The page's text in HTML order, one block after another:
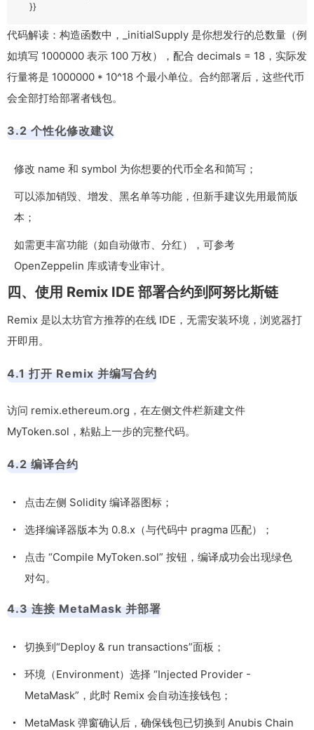
}}
代码解读：构造函数中，_initialSupply 是你想发行的总数量（例
如填写 1000000 表示 100 万枚），配合 decimals = 18，实际发
行量将是 1000000 * 10^18 个最小单位。合约部署后，这些代币
会全部打给部署者钱包。
3.2 个性化修改建议
修改 name 和 symbol 为你想要的代币全名和简写；
可以添加销毁、增发、黑名单等功能，但新手建议先用最简版
本；
如需更丰富功能（如自动做市、分红），可参考
OpenZeppelin 库或请专业审计。
四、使用 Remix IDE 部署合约到阿努比斯链
Remix 是以太坊官方推荐的在线 IDE，无需安装环境，浏览器打
开即用。
4.1 打开 Remix 并编写合约
访问 remix.ethereum.org，在左侧文件栏新建文件
MyToken.sol，粘贴上一步的完整代码。
4.2 编译合约
点击左侧 Solidity 编译器图标；
选择编译器版本为 0.8.x（与代码中 pragma 匹配）；
点击 “Compile MyToken.sol” 按钮，编译成功会出现绿色
对勾。
4.3 连接 MetaMask 并部署
切换到“Deploy & run transactions”面板；
环境（Environment）选择 “Injected Provider -
MetaMask”，此时 Remix 会自动连接钱包；
MetaMask 弹窗确认后，确保钱包已切换到 Anubis Chain